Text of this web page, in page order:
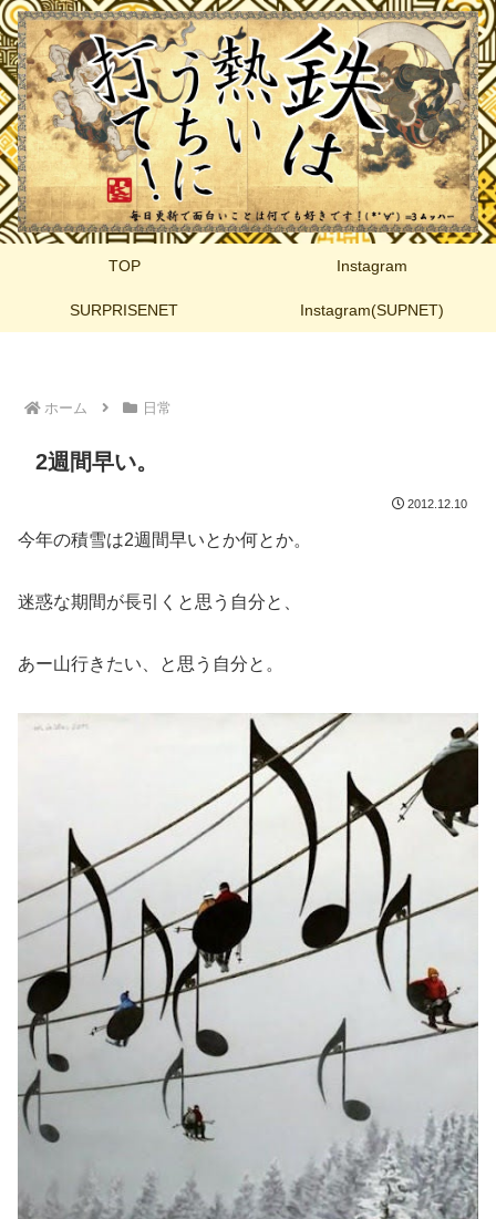
TOP Instagram
SURPRISENET Instagram(SUPNET)
ホーム 日常
2週間早い。
2012.12.10
今年の積雪は2週間早いとか何とか。
迷惑な期間が長引くと思う自分と、
あー山行きたい、と思う自分と。